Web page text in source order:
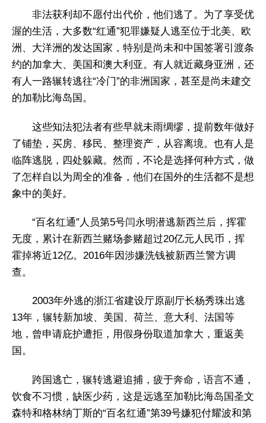
非法获利却不愿付出代价，他们逃了。为了享受优
渥的生活，大多数“红通”犯罪嫌疑人逃至位于北美、欧
洲、大洋洲的发达国家，特别是尚未和中国签署引渡条
约的加拿大、美国和澳大利亚。有人就近藏身亚洲，还
有人一路辗转逃往“冷门”的非洲国家，甚至是尚未建交
的加勒比海岛国。
这些知法犯法者有些早就未雨绸缪，提前数年做好
了铺垫，买房、移民、整理资产，从容离境。也有人是
临阵逃脱，四处躲藏。然而，不论是选择何种方式，做
了怎样自以为周全的准备，他们在国外的生活都不是想
象中的美好。
“百名红通”人员第5号闫永明潜逃新西兰后，挥霍
无度，累计在新西兰赌场参赌超过20亿元人民币，挥
霍掉将近12亿。2016年因涉嫌洗钱被新西兰警方调
查。
2003年外逃的浙江省建设厅原副厅长杨秀珠出逃
13年，辗转新加坡、美国、荷兰、意大利、法国等
地，曾申请庇护遭拒，用假身份取道加拿大，重返美
国。
跨国逃亡，辗转逃避追捕，疲于奔命，语言不通，
饮食不习惯，缺医少药，这是远逃至加勒比海岛国圣文
森特和格林纳丁斯的“百名红通”第39号嫌犯付耀波和第